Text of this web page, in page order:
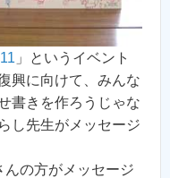
」というイベント
興に向けて、みんな
書きを作ろうじゃな
し先生がメッセージ
んの方がメッセージ